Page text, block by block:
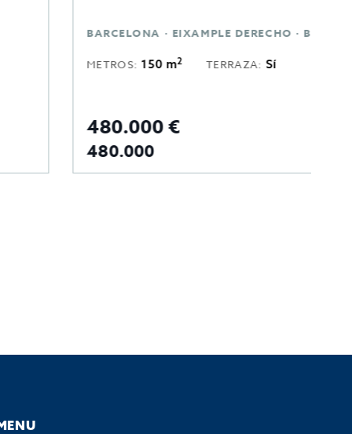
BARCELONA · EIXAMPLE DERECHO · BARCELONA
150 m2 TERRAZA:
480.000 €